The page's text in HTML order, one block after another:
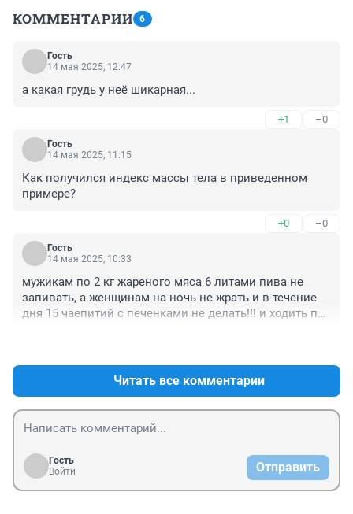
КОММЕНТАРИИ 6
Гость
14 мая 2025, 12:47
а какая грудь у неё шикарная...
+1 –0
Гость
14 мая 2025, 11:15
Как получился индекс массы тела в приведенном
примере?
+0 –0
Гость
14 мая 2025, 10:33
мужикам по 2 кг жареного мяса 6 литами пива не
запивать, а женщинам на ночь не жрать и в течение
дня 15 чаепитий с печенками не делать!!! и ходить по
Читать все комментарии
Гость
Войти
Отправить